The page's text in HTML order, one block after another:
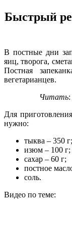
Быстрый
В постные дни
яиц, творога,
Постная
вегетарианцев.
Читать:
Для
нужно:
тыква – 350 г;
изюм – 100 г;
сахар – 60 г;
постное
соль.
Видео по теме: